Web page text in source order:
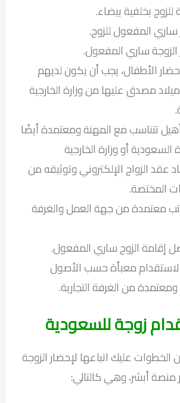
بخلفية بيضاء.
المفعول للزوج.
ساري المفعول.
الأطفال، يجب أن يكون لديهم
مصدق عليها من وزارة الخارجية
تتناسب مع المهنة ومعتمدة أيضًا
أو وزارة الخارجية
عقد الزواج الإلكتروني وتوثيقه من
المختصة.
معتمدة من جهة العمل والغرفة
إقامة الزوج ساري المفعول.
معبأة حسب الأصول
من الغرفة التجارية.
زوجة للسعودية
عليك اتباعها لإحضار الزوجة
منصة أبشر، وهي كالتالي: